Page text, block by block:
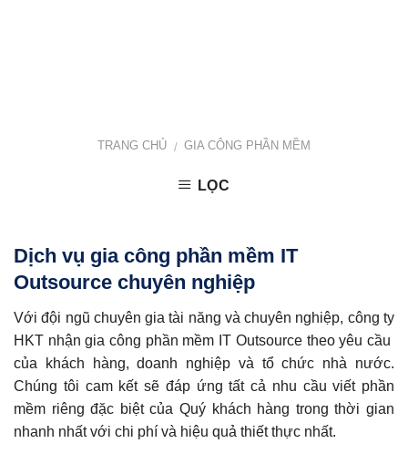
TRANG CHỦ / GIA CÔNG PHẦN MỀM
LỌC
Dịch vụ gia công phần mềm IT
Outsource chuyên nghiệp
Với đội ngũ chuyên gia tài năng và chuyên nghiệp, công ty
HKT nhận gia công phần mềm IT Outsource theo yêu cầu
của khách hàng, doanh nghiệp và tổ chức nhà nước.
Chúng tôi cam kết sẽ đáp ứng tất cả nhu cầu viết phần
mềm riêng đặc biệt của Quý khách hàng trong thời gian
nhanh nhất với chi phí và hiệu quả thiết thực nhất.